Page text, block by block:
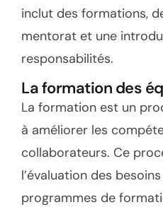
inclut des formations,
mentorat et une
responsabilités.
La formation des
La formation est un
à améliorer les
collaborateurs. Ce
l’évaluation des
programmes de